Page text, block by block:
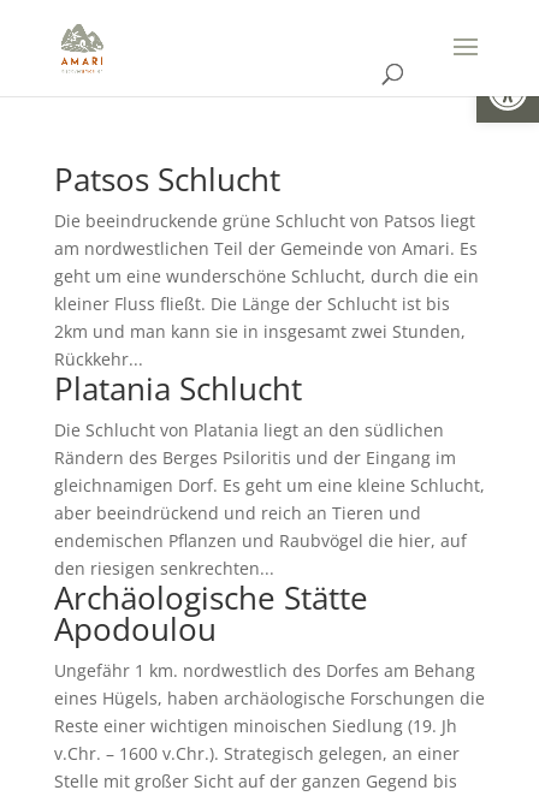
Patsos Schlucht
Die beeindruckende grüne Schlucht von Patsos liegt
am nordwestlichen Teil der Gemeinde von Amari. Es
geht um eine wunderschöne Schlucht, durch die ein
kleiner Fluss fließt. Die Länge der Schlucht ist bis
2km und man kann sie in insgesamt zwei Stunden,
Rückkehr...
Platania Schlucht
Die Schlucht von Platania liegt an den südlichen
Rändern des Berges Psiloritis und der Eingang im
gleichnamigen Dorf. Es geht um eine kleine Schlucht,
aber beeindrückend und reich an Tieren und
endemischen Pflanzen und Raubvögel die hier, auf
den riesigen senkrechten...
Archäologische Stätte
Apodoulou
Ungefähr 1 km. nordwestlich des Dorfes am Behang
eines Hügels, haben archäologische Forschungen die
Reste einer wichtigen minoischen Siedlung (19. Jh
v.Chr. – 1600 v.Chr.). Strategisch gelegen, an einer
Stelle mit großer Sicht auf der ganzen Gegend bis